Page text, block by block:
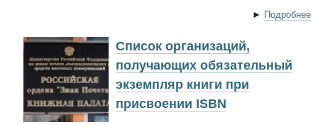
► Подробнее
Список организаций,
получающих обязательный
экземпляр книги при
присвоении ISBN